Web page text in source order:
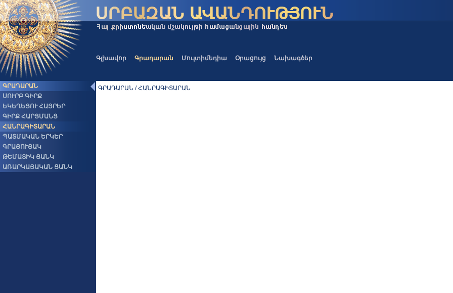
Գլխավոր Գրադարան Մուլտիմեդիա Օրացույց Նախագծեր
ԳՐԱԴԱՐԱՆ
ՍՈՒՐԲ ԳԻՐՔ
ԵԿԵՂԵՑՈՒ ՀԱՅՐԵՐ
ԳԻՐՔ ՀԱՐՑՄԱՆՑ
ՀԱՆՐԱԳԻՏԱՐԱՆ
ՊԱՏՄԱԿԱՆ ԵՐԿԵՐ
ԳՐԱՑՈՒՑԱԿ
ԹԵՄԱՏԻԿ ՑԱՆԿ
ԱՌԱՐԿԱՅԱԿԱՆ ՑԱՆԿ
ԳՐԱԴԱՐԱՆ / ՀԱՆՐԱԳԻՏԱՐԱՆ